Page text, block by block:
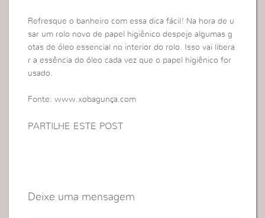
Refresque o banheiro com essa dica fácil! Na hora de u
sar um rolo novo de papel higiênico despeje algumas g
otas de óleo essencial no interior do rolo. Isso vai libera
r a essência do óleo cada vez que o papel higiênico for
usado.
Fonte: www.xobagunça.com
PARTILHE ESTE POST
Deixe uma mensagem